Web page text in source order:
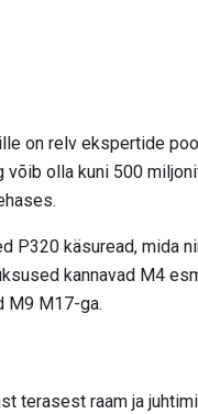
on relv ekspertide
olla kuni 500
P320 käsuread, mida
kannavad M4
M9 M17-ga.
terasest raam ja